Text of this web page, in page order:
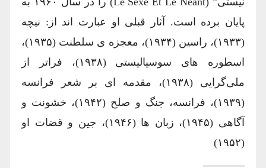
پایان برده است. آثار قبلی او عبارت اند از: نیچه
(۱۹۳۳)، راسین (۱۹۳۴)، معجزه ی سلطنت (۱۹۳۵)،
اسطوره های سوسیالیستی (۱۹۳۸)، فراتر از
ملی‌گرایی (۱۹۳۸)، مقدمه ای بر شعر فرانسه
(۱۹۳۹)، فرانسه، جنگ و صلح (۱۹۴۲)، خشونت و
آگاهی (۱۹۴۵)، زبان ها (۱۹۴۶)، جین و قضات او